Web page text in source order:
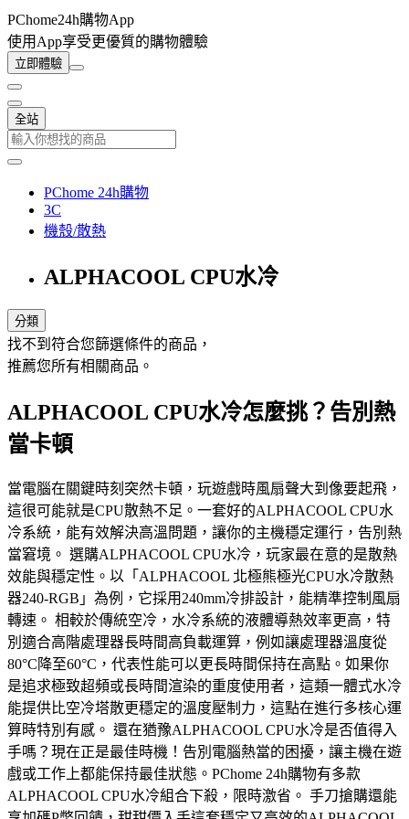
PChome24h購物App
使用App享受更優質的購物體驗
立即體驗
全站
PChome 24h購物
3C
機殼/散熱
ALPHACOOL CPU水冷
分類
找不到符合您篩選條件的商品，
推薦您所有相關商品。
ALPHACOOL CPU水冷怎麼挑？告別熱
當卡頓
當電腦在關鍵時刻突然卡頓，玩遊戲時風扇聲大到像要起飛，
這很可能就是CPU散熱不足。一套好的ALPHACOOL CPU水
冷系統，能有效解決高溫問題，讓你的主機穩定運行，告別熱
當窘境。 選購ALPHACOOL CPU水冷，玩家最在意的是散熱
效能與穩定性。以「ALPHACOOL 北極熊極光CPU水冷散熱
器240-RGB」為例，它採用240mm冷排設計，能精準控制風扇
轉速。 相較於傳統空冷，水冷系統的液體導熱效率更高，特
別適合高階處理器長時間高負載運算，例如讓處理器溫度從
80°C降至60°C，代表性能可以更長時間保持在高點。如果你
是追求極致超頻或長時間渲染的重度使用者，這類一體式水冷
能提供比空冷塔散更穩定的溫度壓制力，這點在進行多核心運
算時特別有感。 還在猶豫ALPHACOOL CPU水冷是否值得入
手嗎？現在正是最佳時機！告別電腦熱當的困擾，讓主機在遊
戲或工作上都能保持最佳狀態。PChome 24h購物有多款
ALPHACOOL CPU水冷組合下殺，限時激省。 手刀搶購還能